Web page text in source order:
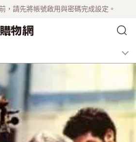
，請先將帳號啟用與密碼完成設定。